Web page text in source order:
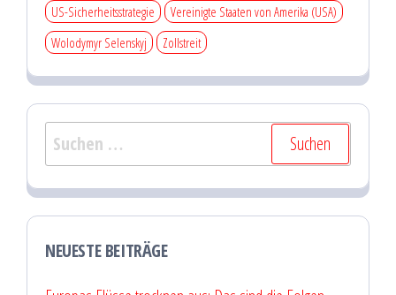
US-Sicherheitsstrategie
Vereinigte Staaten von Amerika (USA)
Wolodymyr Selenskyj
Zollstreit
Suchen
nach:
NEUESTE BEITRÄGE